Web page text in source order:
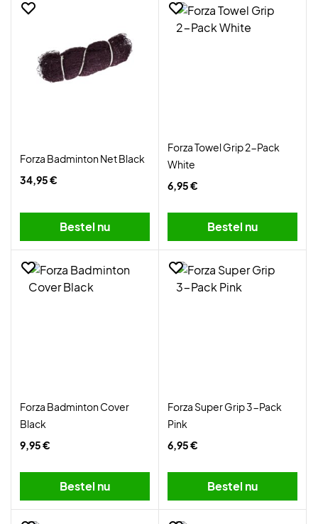
Forza Badminton Net Black
34,95 €
Bestel nu
Forza Towel Grip 2-Pack
White
6,95 €
Bestel nu
Forza Badminton Cover
Black
9,95 €
Bestel nu
Forza Super Grip 3-Pack
Pink
6,95 €
Bestel nu